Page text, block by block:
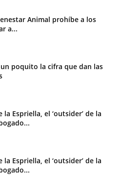
Animal prohíbe a los
a...
poquito la cifra que dan las
la Espriella, el ‘outsider’ de la
la Espriella, el ‘outsider’ de la